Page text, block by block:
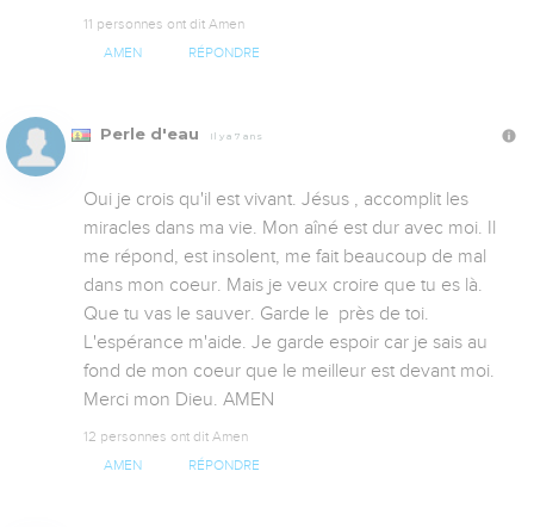
11 personnes ont dit Amen
AMEN RÉPONDRE
Perle d'eau Il y a 7 ans
Oui je crois qu'il est vivant. Jésus , accomplit les
miracles dans ma vie. Mon aîné est dur avec moi. Il
me répond, est insolent, me fait beaucoup de mal
dans mon coeur. Mais je veux croire que tu es là.
Que tu vas le sauver. Garde le  près de toi.
L'espérance m'aide. Je garde espoir car je sais au
fond de mon coeur que le meilleur est devant moi.
Merci mon Dieu. AMEN
12 personnes ont dit Amen
AMEN RÉPONDRE